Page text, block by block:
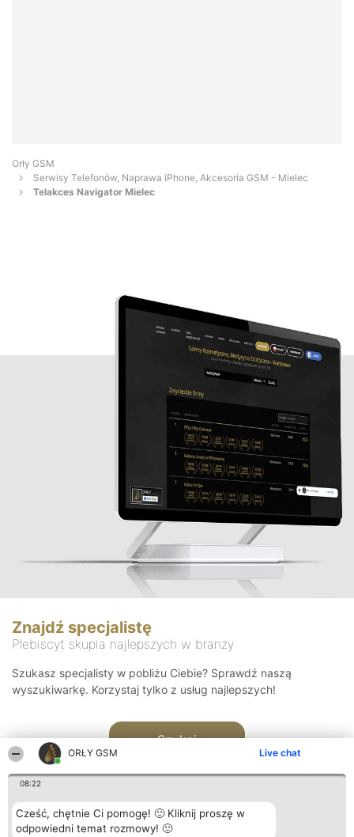
ORŁY GSM Live chat
08:22
Cześć, chętnie Ci pomogę! 🙂 Kliknij proszę w
odpowiedni temat rozmowy! 🙂
Orły GSM
Serwisy Telefonów, Naprawa iPhone, Akcesoria GSM - Mielec
Telakces Navigator Mielec
Znajdź specjalistę
Plebiscyt skupia najlepszych w branży
Szukasz specjalisty w pobliżu Ciebie? Sprawdź naszą
wyszukiwarkę. Korzystaj tylko z usług najlepszych!
Szukaj